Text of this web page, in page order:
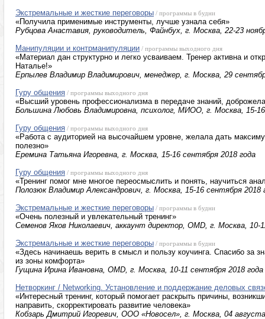
Экстремальные и жесткие переговоры / программы в будни
«Получила применимые инструменты, лучше узнала себя»
Рубцова Анаставия, руководитель, Файнбух, г. Москва, 22-23
Манипуляции и контрманипуляции / программы выходного дня
«Материал дан структурно и легко усваиваем. Тренер активна и
Наталье!»
Ерпылев Владимир Владимирович, менеджер, г. Москва, 29
Гуру общения / программы выходного дня
«Высший уровень профессионализма в передаче знаний,
Большина Любовь Владимировна, психолог, МИОО, г. Москва, 15-
Гуру общения / программы выходного дня
«Работа с аудиторией на высочайшем уровне, желала дать
полезно»
Еремина Татьяна Игоревна, г. Москва, 15-16 сентября 2018 года
Гуру общения / программы выходного дня
«Тренинг помог мне многое переосмыслить и понять, научиться
Полозюк Владимир Александрович, г. Москва, 15-16 сентября 2018
Экстремальные и жесткие переговоры / программы в будни
«Очень полезный и увлекательный тренинг»
Семенов Яков Николаевич, аккаунт директор, OMD, г. Москва, 10-
Экстремальные и жесткие переговоры / программы в будни
«Здесь начинаешь верить в смысл и пользу коучинга. Спасибо за
из зоны комфорта»
Гущина Ирина Ивановна, OMD, г. Москва, 10-11 сентября 2018 года
Нетворкинг / Networking. Установление и поддержание деловых
«Интересный тренинг, который помогает раскрыть причины,
направить, скорректировать развитие человека»
Кобзарь Дмитрий Игоревич, ООО «Новосел», г. Москва, 04